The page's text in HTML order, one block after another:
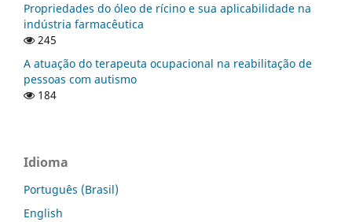
Propriedades do óleo de rícino e sua aplicabilidade na
indústria farmacêutica
245
A atuação do terapeuta ocupacional na reabilitação de
pessoas com autismo
184
Idioma
Português (Brasil)
English